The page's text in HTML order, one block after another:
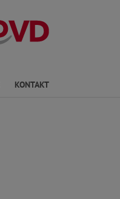
Landesverband
KONTAKT